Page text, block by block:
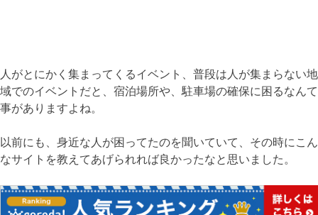
人がとにかく集まってくるイベント、普段は人が集まらない地
域でのイベントだと、宿泊場所や、駐車場の確保に困るなんて
事がありますよね。
以前にも、身近な人が困ってたのを聞いていて、その時にこん
なサイトを教えてあげられれば良かったなと思いました。